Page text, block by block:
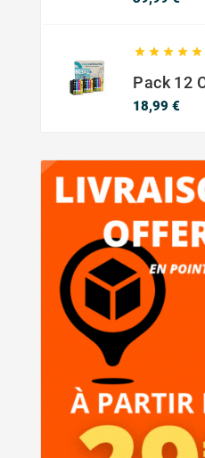
    
18,99 €